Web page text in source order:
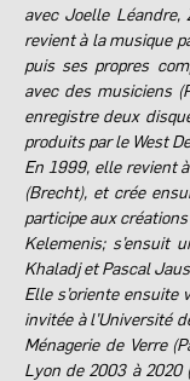
avec Joelle Léandre,
revient à la musique
puis ses propres
avec des musiciens
enregistre deux
produits par le West
En 1999, elle revient
(Brecht), et crée
participe aux
Kelemenis; s’ensuit
Khaladj et Pascal
Elle s’oriente ensuite
invitée à l’Université
Ménagerie de Verre
Lyon de 2003 à 2020